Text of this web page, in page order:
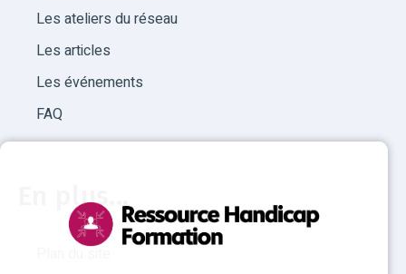
Les ateliers du réseau
Les articles
Les événements
FAQ
En plus...
Plan du site